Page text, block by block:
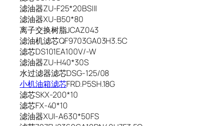
滤油器ZU-F25*20BSIII
滤油器XU-B50*80
离子交换树脂JCAZ043
滤油机滤芯QF9703GA03H3.5C
滤芯DS101EA100V/-W
滤油器ZU-H40*30S
水过滤器滤芯DSG-125/08
小机油箱滤芯FRD.P5SH.18G
滤芯SKX-200*10
滤芯FX-40*10
滤油器XUI-A630*50FS